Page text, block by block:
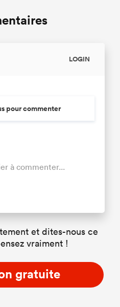
LOGIN
pour commenter
à commenter...
et dites-nous ce
vraiment !
gratuite